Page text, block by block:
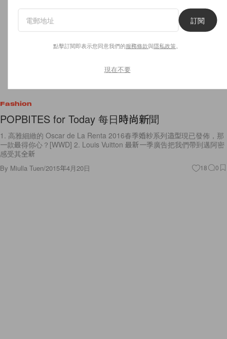
Fashion
POPBITES for Today 每日時尚新聞
1. 高雅細緻的 Oscar de La Renta 2016春季婚紗系列造型現已發佈，那
一款最得你心？[WWD] 2. Louis Vuitton 最新一季廣告把我們帶到邁阿密
感受其全新
By Miulla Tuen/2015年4月20日 18 0
訂閱
點擊訂閱即表示您同意我們的服務條款與隱私政策
現在不要